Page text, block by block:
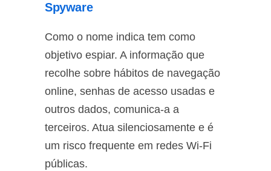
Spyware
Como o nome indica tem como
objetivo espiar. A informação que
recolhe sobre hábitos de navegação
online, senhas de acesso usadas e
outros dados, comunica-a a
terceiros. Atua silenciosamente e é
um risco frequente em redes Wi-Fi
públicas.